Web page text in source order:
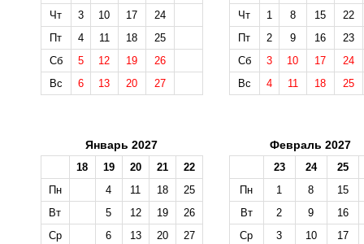
Чт
3 10 17
24
Пт
4 11 18
25
Сб
5 12 19
26
Вс
6 13 20 27
Чт
1 8 15
22
Пт
2 9 16
23
Сб
3 10 17
24
Вс
4 11 18 25
Январь 2027
18 19 20 21
22
Пн
4 11 18
25
Вт
5 12 19
26
Ср
6 13 20
27
Февраль 2027
23 24
25
Пн
1 8
15
Вт
2 9
16
Ср
3 10
17